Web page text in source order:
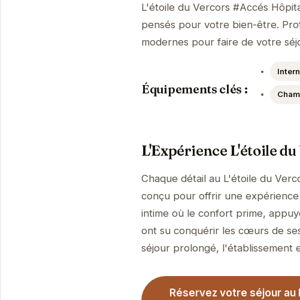
L'étoile du Vercors #Accés
pensés pour votre bien-être.
modernes pour faire de votre
Équipements clés :
L'Expérience L'étoile
Chaque détail au L'étoile du
conçu pour offrir une
intime où le confort prime,
ont su conquérir les cœurs de
séjour prolongé, l'établissement
Réservez votre séjour